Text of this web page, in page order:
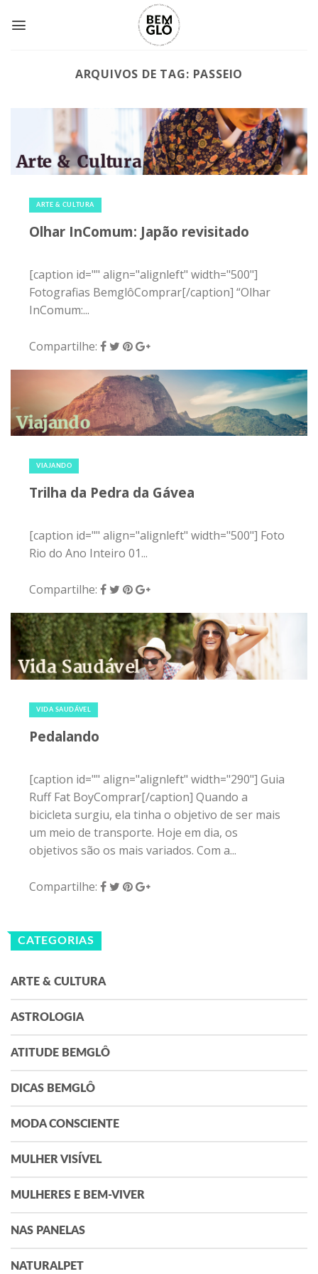
ARQUIVOS DE TAG: PASSEIO
ARTE & CULTURA
Olhar InComum: Japão revisitado
[caption id="" align="alignleft" width="500"]
Fotografias BemglôComprar[/caption] “Olhar
InComum:...
Compartilhe:
VIAJANDO
Trilha da Pedra da Gávea
[caption id="" align="alignleft" width="500"] Foto
Rio do Ano Inteiro 01...
Compartilhe:
VIDA SAUDÁVEL
Pedalando
[caption id="" align="alignleft" width="290"] Guia
Ruff Fat BoyComprar[/caption] Quando a
bicicleta surgiu, ela tinha o objetivo de ser mais
um meio de transporte. Hoje em dia, os
objetivos são os mais variados. Com a...
Compartilhe:
CATEGORIAS
ARTE & CULTURA
ASTROLOGIA
ATITUDE BEMGLÔ
DICAS BEMGLÔ
MODA CONSCIENTE
MULHER VISÍVEL
MULHERES E BEM-VIVER
NAS PANELAS
NATURALPET